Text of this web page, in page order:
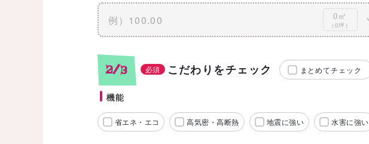
0㎡
（0坪）
2/3 必須 こだわりをチェック まとめてチェック
機能
省エネ・エコ 高気密・高断熱 地震に強い 水害に強い